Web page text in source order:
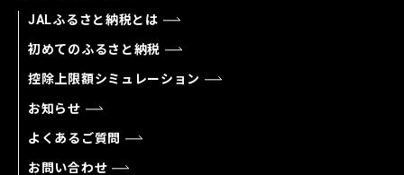
JALふるさと納税とは
初めてのふるさと納税
控除上限額シミュレーション
お知らせ
よくあるご質問
お問い合わせ